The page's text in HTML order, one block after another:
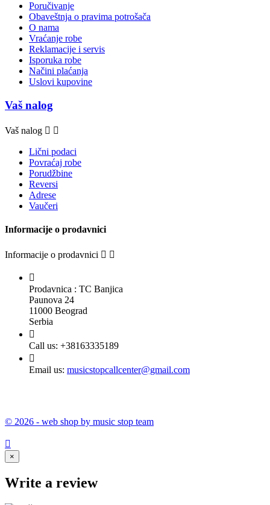
Poručivanje
Obaveštnja o pravima potrošača
O nama
Vraćanje robe
Reklamacije i servis
Isporuka robe
Načini plaćanja
Uslovi kupovine
Vaš nalog
Vaš nalog  
Lični podaci
Povraćaj robe
Porudžbine
Reversi
Adrese
Vaučeri
Informacije o prodavnici
Informacije o prodavnici  

Prodavnica : TC Banjica
Paunova 24
11000 Beograd
Serbia

Call us: +38163335189

Email us: musicstopcallcenter@gmail.com
© 2026 - web shop by music stop team

×
Write a review